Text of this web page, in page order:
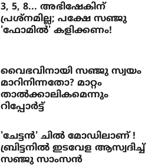
3, 5, 8... അഭിഷേകിന്
പ്രശ്നമില്ല; പക്ഷേ സഞ്ജു
'ഫോമിൽ' കളിക്കണം!
വൈഭവിനായി സഞ്ജു സ്വയം
മാറിനിന്നതോ? മാറ്റം
താല്‍ക്കാലികമെന്നും
റിപ്പോര്‍ട്ട്
'ചേട്ടൻ' ചിൽ മോഡിലാണ് !
ബ്രിട്ടനിൽ ഇടവേള ആസ്വദിച്ച്
സഞ്ജു സാംസൻ